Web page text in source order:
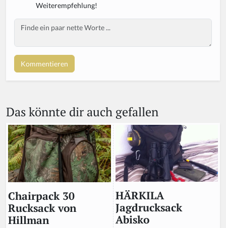
Weiterempfehlung!
Body
Das könnte dir auch gefallen
Chairpack 30
Rucksack von
Hillman
HÄRKILA
Jagdrucksack
Abisko